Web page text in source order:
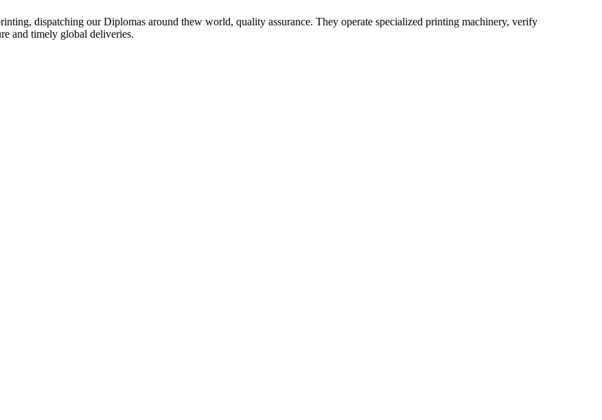
dispatching our Diplomas around thew world, quality assurance. They operate specialized printing machinery, verify
and timely global deliveries.